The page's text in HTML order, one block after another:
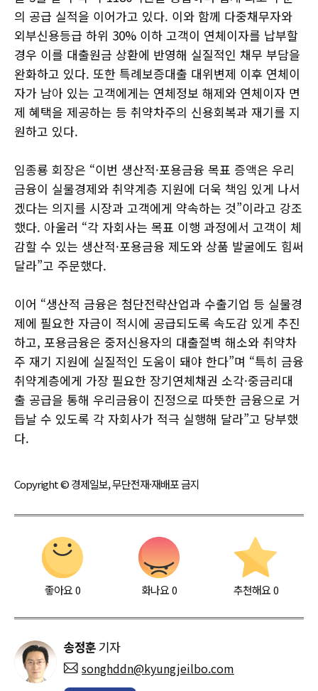
의 공급 실적을 이어가고 있다. 이와 함께 다중채무자와
외부신용등급 하위 30% 이하 고객이 연체이자를 납부할
경우 이를 대출원금 상환에 반영해 실질적인 채무 부담을
완화하고 있다. 또한 특례보증대출 대위변제 이후 연체이
자가 남아 있는 고객에게는 연체정보 해제와 연체이자 면
제 혜택을 제공하는 등 취약차주의 신용회복과 재기를 지
원하고 있다.
임종룡 회장은 “이번 생산적·포용금융 목표 증액은 우리
금융이 실물경제와 취약계층 지원에 더욱 책임 있게 나서
겠다는 의지를 시장과 고객에게 약속하는 것”이라고 강조
했다. 아울러 “각 자회사는 목표 이행 과정에서 고객이 체
감할 수 있는 생산적·포용금융 제도와 상품 발굴에도 힘써
달라”고 주문했다.
이어 “생산적 금융은 첨단전략산업과 수출기업 등 실물경
제에 필요한 자금이 적시에 공급되도록 속도감 있게 추진
하고, 포용금융은 중저신용자의 대출절벽 해소와 취약차
주 재기 지원에 실질적인 도움이 돼야 한다”며 “특히 금융
취약계층에게 가장 필요한 장기연체채권 소각·중금리대
출 공급을 통해 우리금융이 진정으로 따뜻한 금융으로 거
듭날 수 있도록 각 자회사가 적극 실행해 달라”고 당부했
다.
Copyright © 경제일보, 무단전재·재배포 금지
좋아요0 화나요0 추천해요 0
송정훈 기자
songhddn@kyungjeilbo.com